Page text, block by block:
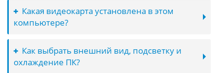
Какая видеокарта установлена в этом
компьютере?
Как выбрать внешний вид, подсветку и
охлаждение ПК?